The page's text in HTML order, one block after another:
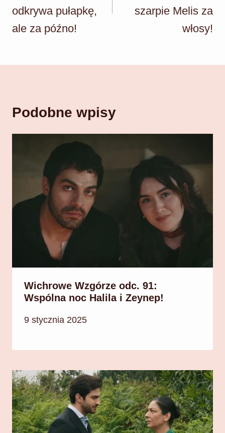
odkrywa pułapkę,
ale za późno!
szarpie Melis za
włosy!
Podobne wpisy
Wichrowe Wzgórze odc. 91:
Wspólna noc Halila i Zeynep!
9 stycznia 2025